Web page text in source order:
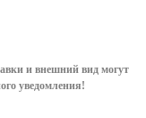
и внешний вид могут
уведомления!